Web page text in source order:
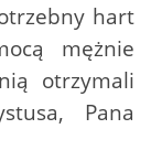
hart
mężnie
otrzymali
Pana